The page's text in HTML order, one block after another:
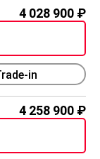
4 028 900
in
4 258 900